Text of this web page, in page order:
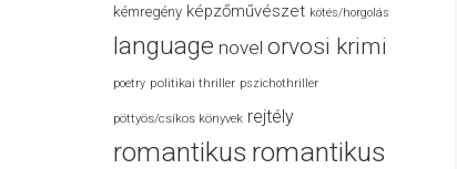
kémregény képzőművészet kötés/horgolás
language novel orvosi krimi
poetry politikai thriller pszichothriller
pöttyös/csíkos könyvek rejtély
romantikus romantikus